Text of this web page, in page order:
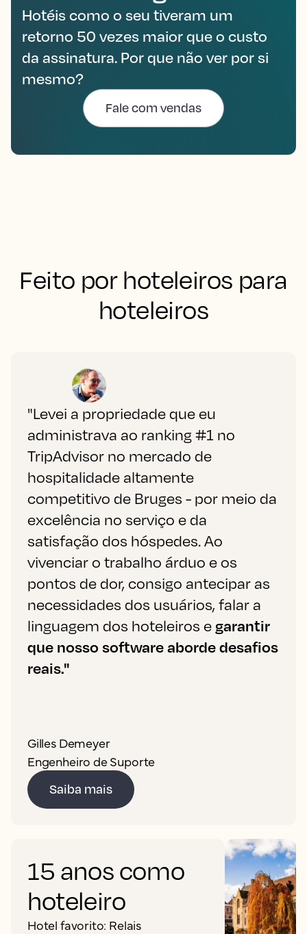
Hotéis como o seu tiveram um
retorno 50 vezes maior que o custo
da assinatura. Por que não ver por si
mesmo?
Fale com vendas
Feito por hoteleiros para
hoteleiros
"Levei a propriedade que eu
administrava ao ranking #1 no
TripAdvisor no mercado de
hospitalidade altamente
competitivo de Bruges - por meio da
excelência no serviço e da
satisfação dos hóspedes. Ao
vivenciar o trabalho árduo e os
pontos de dor, consigo antecipar as
necessidades dos usuários, falar a
linguagem dos hoteleiros e garantir
que nosso software aborde desafios
reais."
Gilles Demeyer
Engenheiro de Suporte
Saiba mais
15 anos como
hoteleiro
Hotel favorito: Relais